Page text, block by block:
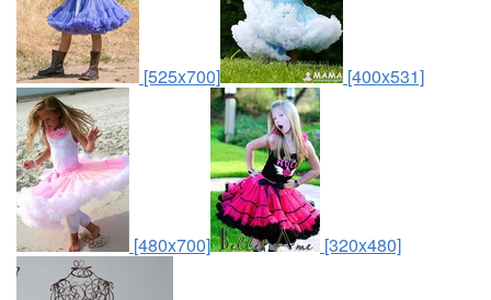
[525x700] [400x531]
[480x700] [320x480]